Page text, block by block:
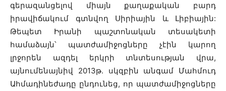
գերազանցելով միայն քաղաքական բարդ
իրավիճակում գտնվող Սիրիային և Լիբիային:
Թեպետ Իրանի պաշտոնական տեսակետի
համաձայն՝ պատժամիջոցները չէին կարող
լրջորեն ազդել երկրի տնտեսության վրա,
այնումենայնիվ 2013թ. սկզբին անգամ Մահմուդ
Ահմադինեժադը ընդունեց, որ պատժամիջոցները